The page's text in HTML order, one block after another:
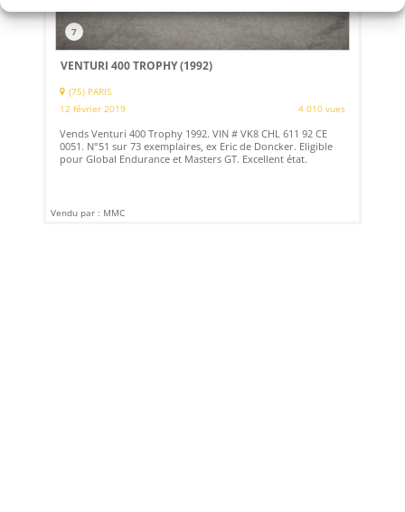
7
VENTURI 400 TROPHY (1992)
(75) PARIS
12 février 2019
4 010 vues
Vends Venturi 400 Trophy 1992. VIN # VK8 CHL 611 92 CE
0051. N°51 sur 73 exemplaires, ex Eric de Doncker. Eligible
pour Global Endurance et Masters GT. Excellent état.
Vendu par : MMC